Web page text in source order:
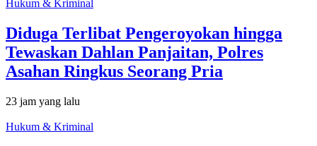
Hukum & Kriminal
Diduga Terlibat Pengeroyokan hingga
Tewaskan Dahlan Panjaitan, Polres
Asahan Ringkus Seorang Pria
23 jam yang lalu
Hukum & Kriminal